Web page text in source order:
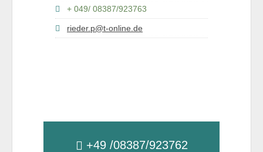
+ 049/ 08387/923763
rieder.p@t-online.de
+49 /08387/923762